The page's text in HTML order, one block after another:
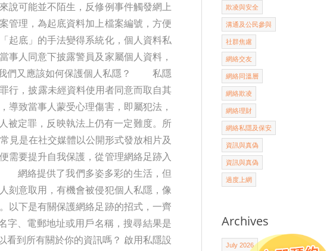
說可能並不陌生，反修例事件觸發網上
管理，為起底資料加上檔案編號，方便
起底」的手法變得系統化，個人資料私
事人同意下披露警員及家屬個人資料，
我們又應該如何保護個人私隱？ 私隱
行，披露未經資料使用者同意而取自其
導致當事人蒙受心理傷害，即屬犯法，
被定罪，反映執法上仍有一定難度。所
是在社交媒體以公開形式發放相片及
需要提升自我保護，從管理網絡足跡入
網絡提供了我們多姿多彩的生活，但
刻意取用，有機會被侵犯個人私隱，像
以下是有關保護網絡足跡的招式，一齊
、電郵地址或用戶名稱，搜尋結果是
看到所有關於你的資訊嗎？ 啟用私隱設
欺凌與安全
溝通及公民參與
社群焦慮
網絡交友
網絡同溫層
網絡欺凌
網絡理財
網絡私隱及保安
資訊與真偽
資訊與真偽
過度上網
Archives
July 2026